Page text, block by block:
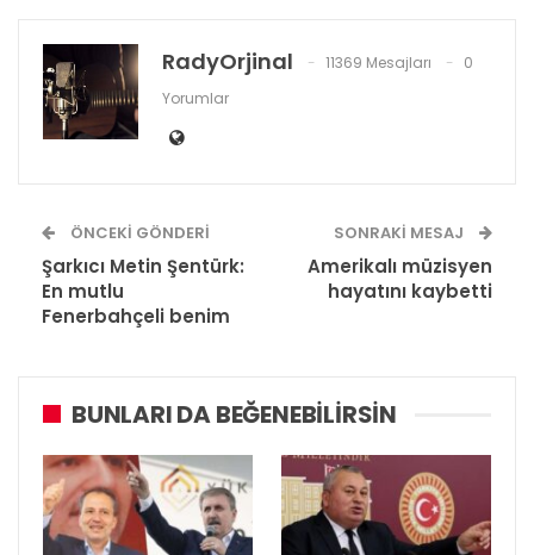
RadyOrjinal 11369 Mesajları
0
Yorumlar
ÖNCEKI GÖNDERI
Şarkıcı Metin Şentürk:
En mutlu
Fenerbahçeli benim
SONRAKI MESAJ
Amerikalı müzisyen
hayatını kaybetti
BUNLARI DA BEĞENEBILIRSIN